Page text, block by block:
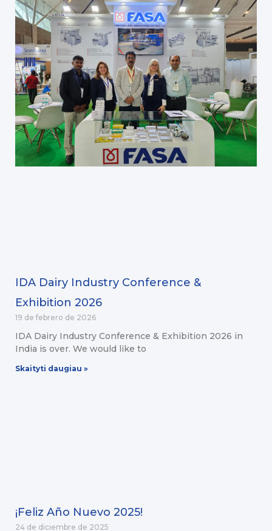
IDA Dairy Industry Conference &
Exhibition 2026
19 de febrero de 2026
IDA Dairy Industry Conference & Exhibition 2026 in
India is over. We would like to
Skaityti daugiau »
¡Feliz Año Nuevo 2025!
24 de diciembre de 2025